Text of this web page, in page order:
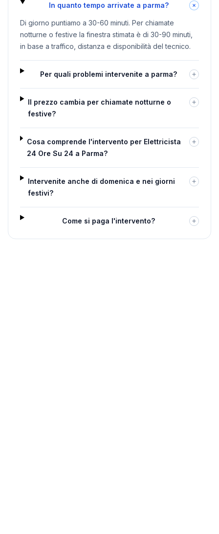
In quanto tempo arrivate a parma?
Di giorno puntiamo a 30-60 minuti. Per chiamate
notturne o festive la finestra stimata è di 30-90 minuti,
in base a traffico, distanza e disponibilità del tecnico.
Per quali problemi intervenite a parma?
Il prezzo cambia per chiamate notturne o
festive?
Cosa comprende l'intervento per Elettricista
24 Ore Su 24 a Parma?
Intervenite anche di domenica e nei giorni
festivi?
Come si paga l'intervento?